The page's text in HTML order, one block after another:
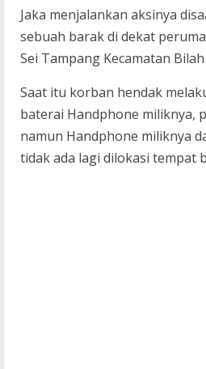
Jaka menjalankan aksinya
sebuah barak di dekat
Sei Tampang Kecamatan
Saat itu korban hendak
baterai Handphone miliknya,
namun Handphone miliknya
tidak ada lagi dilokasi tempat